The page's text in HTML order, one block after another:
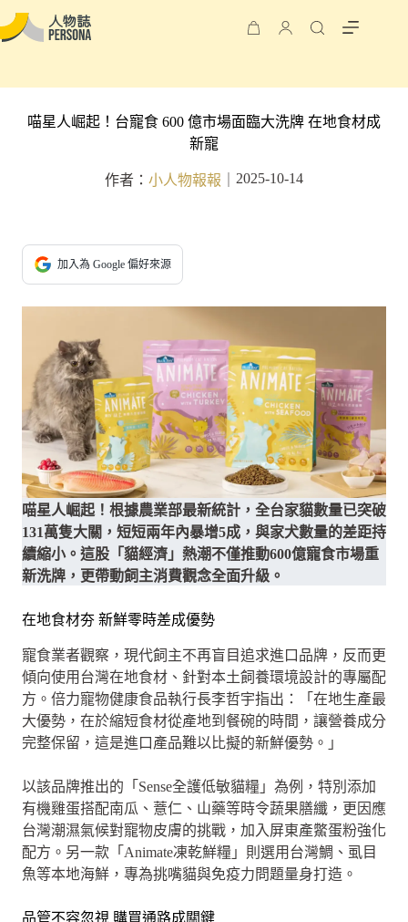
喵星人崛起！台寵食 600 億市場面臨大洗牌 在地食材成
新寵
作者： 小人物報報 2025-10-14
加入為 Google 偏好來源
喵星人崛起！根據農業部最新統計，全台家貓數量已突破
131萬隻大關，短短兩年內暴增5成，與家犬數量的差距持
續縮小。這股「貓經濟」熱潮不僅推動600億寵食市場重
新洗牌，更帶動飼主消費觀念全面升級。
在地食材夯 新鮮零時差成優勢
寵食業者觀察，現代飼主不再盲目追求進口品牌，反而更
傾向使用台灣在地食材、針對本土飼養環境設計的專屬配
方。倍力寵物健康食品執行長李哲宇指出：「在地生產最
大優勢，在於縮短食材從產地到餐碗的時間，讓營養成分
完整保留，這是進口產品難以比擬的新鮮優勢。」
以該品牌推出的「Sense全護低敏貓糧」為例，特別添加
有機雞蛋搭配南瓜、薏仁、山藥等時令蔬果膳纖，更因應
台灣潮濕氣候對寵物皮膚的挑戰，加入屏東產鱉蛋粉強化
配方。另一款「Animate凍乾鮮糧」則選用台灣鯛、虱目
魚等本地海鮮，專為挑嘴貓與免疫力問題量身打造。
品管不容忽視 購買通路成關鍵